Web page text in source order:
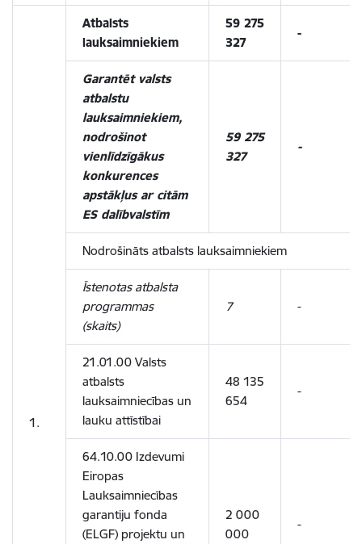
1.
Atbalsts
lauksaimniekiem
59 275
327
-
Garantēt valsts
atbalstu
lauksaimniekiem,
nodrošinot
vienlīdzīgākus
konkurences
apstākļus ar citām
ES dalībvalstīm
59 275
327
-
Nodrošināts atbalsts lauksaimniekiem
Īstenotas atbalsta
programmas
(skaits)
7 -
21.01.00 Valsts
atbalsts
lauksaimniecības un
lauku attīstībai
48 135
654
-
64.10.00 Izdevumi
Eiropas
Lauksaimniecības
garantiju fonda
(ELGF) projektu un
2 000
000
-